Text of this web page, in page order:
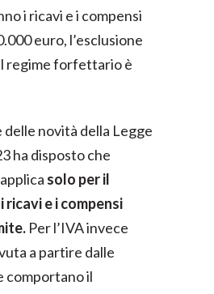
i ricavi e i compensi
euro, l’esclusione
regime forfettario è
delle novità della Legge
ha disposto che
solo per il
ricavi e i compensi
Per l’IVA invece
a partire dalle
comportano il